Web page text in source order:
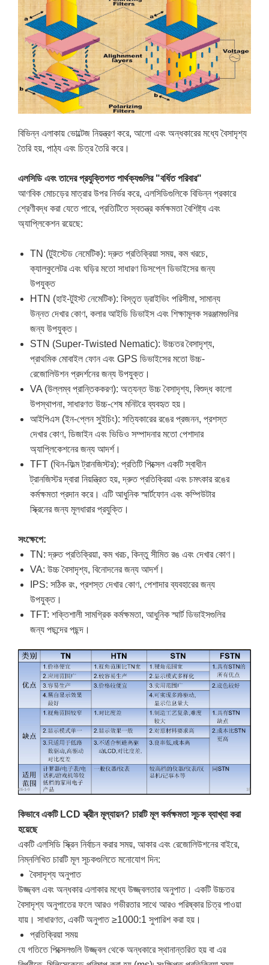
বিভিন্ন এলাকায় ভোল্টেজ নিয়ন্ত্রণ করে, আলো এবং অন্ধকারের মধ্যে বৈসাদৃশ্য
তৈরি হয়, পাঠ্য এবং চিত্র তৈরি করে।
এলসিডি এবং তাদের প্রযুক্তিগত পার্থক্যগুলির "বর্ধিত পরিবার"
আণবিক মোচড়ের মাত্রার উপর নির্ভর করে, এলসিডিগুলিকে বিভিন্ন প্রকারে
শ্রেণীবদ্ধ করা যেতে পারে, প্রতিটিতে স্বতন্ত্র কর্মক্ষমতা বৈশিষ্ট্য এবং
অ্যাপ্লিকেশন রয়েছে:
TN (টুইস্টেড নেমেটিক): দ্রুত প্রতিক্রিয়া সময়, কম খরচে,
ক্যালকুলেটর এবং ঘড়ির মতো সাধারণ ডিসপ্লে ডিভাইসের জন্য
উপযুক্ত
HTN (হাই-টুইস্ট নেমেটিক): বিস্তৃত ড্রাইভিং পরিসীমা, সামান্য
উন্নত দেখার কোণ, কলার আইডি ডিভাইস এবং শিক্ষামূলক সরঞ্জামগুলির
জন্য উপযুক্ত।
STN (Super-Twisted Nematic): উচ্চতর বৈসাদৃশ্য,
প্রাথমিক মোবাইল ফোন এবং GPS ডিভাইসের মতো উচ্চ-
রেজোলিউশন প্রদর্শনের জন্য উপযুক্ত।
VA (উল্লম্ব প্রান্তিককরণ): অত্যন্ত উচ্চ বৈসাদৃশ্য, বিশুদ্ধ কালো
উপস্থাপনা, সাধারণত উচ্চ-শেষ মনিটরে ব্যবহৃত হয়।
আইপিএস (ইন-প্লেন সুইচিং): সত্যিকারের রঙের প্রজনন, প্রশস্ত
দেখার কোণ, ডিজাইন এবং ভিডিও সম্পাদনার মতো পেশাদার
অ্যাপ্লিকেশনের জন্য আদর্শ।
TFT (থিন-ফিল্ম ট্রানজিস্টর): প্রতিটি পিক্সেল একটি স্বাধীন
ট্রানজিস্টর দ্বারা নিয়ন্ত্রিত হয়, দ্রুত প্রতিক্রিয়া এবং চমৎকার রঙের
কর্মক্ষমতা প্রদান করে। এটি আধুনিক স্মার্টফোন এবং কম্পিউটার
স্ক্রিনের জন্য মূলধারার প্রযুক্তি।
সংক্ষেপে:
TN: দ্রুত প্রতিক্রিয়া, কম খরচ, কিন্তু সীমিত রঙ এবং দেখার কোণ।
VA: উচ্চ বৈসাদৃশ্য, বিনোদনের জন্য আদর্শ।
IPS: সঠিক রং, প্রশস্ত দেখার কোণ, পেশাদার ব্যবহারের জন্য
উপযুক্ত।
TFT: শক্তিশালী সামগ্রিক কর্মক্ষমতা, আধুনিক স্মার্ট ডিভাইসগুলির
জন্য পছন্দের পছন্দ।
কিভাবে একটি LCD স্ক্রীন মূল্যায়ন? চারটি মূল কর্মক্ষমতা সূচক ব্যাখ্যা করা
হয়েছে
একটি এলসিডি স্ক্রিন নির্বাচন করার সময়, আকার এবং রেজোলিউশনের বাইরে,
নিম্নলিখিত চারটি মূল সূচকগুলিতে মনোযোগ দিন:
বৈসাদৃশ্য অনুপাত
উজ্জ্বল এবং অন্ধকার এলাকার মধ্যে উজ্জ্বলতার অনুপাত। একটি উচ্চতর
বৈসাদৃশ্য অনুপাতের ফলে আরও গভীরতার সাথে আরও পরিষ্কার চিত্র পাওয়া
যায়। সাধারণত, একটি অনুপাত ≥1000:1 সুপারিশ করা হয়।
প্রতিক্রিয়া সময়
যে গতিতে পিক্সেলগুলি উজ্জ্বল থেকে অন্ধকারে স্থানান্তরিত হয় বা এর